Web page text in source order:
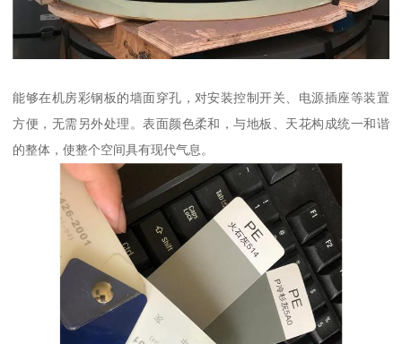
能够在机房彩钢板的墙面穿孔，对安装控制开关、电源插座等装置
方便，无需另外处理。表面颜色柔和，与地板、天花构成统一和谐
的整体，使整个空间具有现代气息。